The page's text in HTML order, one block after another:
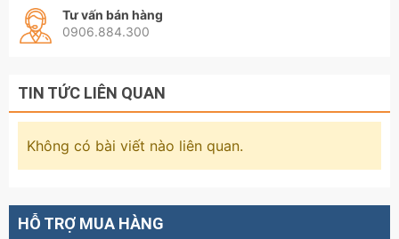
Tư vấn bán hàng
0906.884.300
TIN TỨC LIÊN QUAN
Không có bài viết nào liên quan.
HỖ TRỢ MUA HÀNG